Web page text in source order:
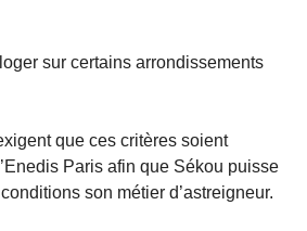
sur certains arrondissements
que ces critères soient
Paris afin que Sékou puisse
son métier d’astreigneur.